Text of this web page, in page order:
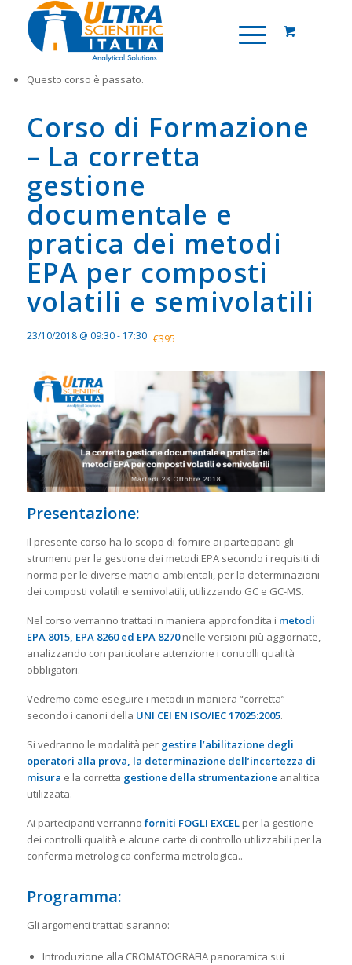
Questo corso è passato.
Corso di Formazione
– La corretta
gestione
documentale e
pratica dei metodi
EPA per composti
volatili e semivolatili
23/10/2018 @ 09:30- 17:30 €395
Presentazione:
Il presente corso ha lo scopo di fornire ai partecipanti gli
strumenti per la gestione dei metodi EPA secondo i requisiti di
norma per le diverse matrici ambientali, per la determinazioni
dei composti volatili e semivolatili, utilizzando GC e GC-MS.
Nel corso verranno trattati in maniera approfondita i metodi
EPA 8015, EPA 8260 ed EPA 8270nelle versioni più aggiornate,
analizzando con particolare attenzione i controlli qualità
obbligatori.
Vedremo come eseguire i metodi in maniera “corretta”
secondo i canoni della UNI CEI EN ISO/IEC 17025:2005.
Si vedranno le modalità per gestire l’abilitazione degli
operatori alla prova, la determinazione dell’incertezza di
misura e la corretta gestione della strumentazione analitica
utilizzata.
Ai partecipanti verranno forniti FOGLI EXCELper la gestione
dei controlli qualità e alcune carte di controllo utilizzabili per la
conferma metrologica conferma metrologica..
Programma:
Gli argomenti trattati saranno:
Introduzione alla CROMATOGRAFIA panoramica sui